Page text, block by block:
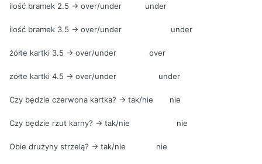
ilość bramek 2.5 -> over/under under
ilość bramek 3.5 -> over/under under
żółte kartki 3.5 -> over/under over
zółte kartki 4.5 -> over/under under
Czy będzie czerwona kartka? -> tak/nie nie
Czy będzie rzut karny? -> tak/nie nie
Obie drużyny strzelą? -> tak/nie nie